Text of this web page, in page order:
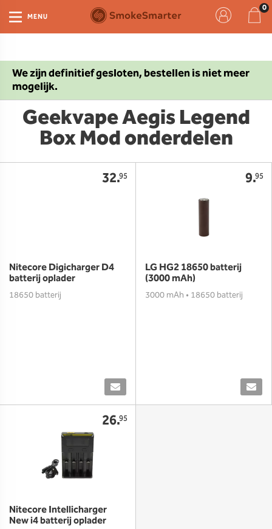
We zijn definitief gesloten, bestellen is niet meer
mogelijk.
MENU
Geekvape Aegis Legend
Box Mod onderdelen
32.95
Nitecore Digicharger D4
batterij oplader
18650 batterij
9.95
LG HG2 18650 batterij
(3000 mAh)
3000 mAh • 18650 batterij
26.95
Nitecore Intellicharger
New i4 batterij oplader